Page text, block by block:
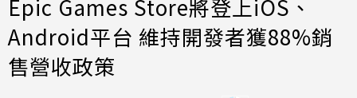
Epic Games Store將登上iOS、
Android平台 維持開發者獲88%銷
售營收政策